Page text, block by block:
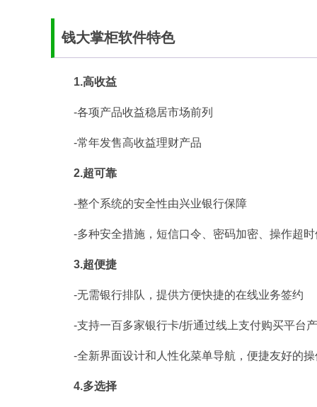
钱大掌柜软件特色
1.高收益
-各项产品收益稳居市场前列
-常年发售高收益理财产品
2.超可靠
-整个系统的安全性由兴业银行保障
-多种安全措施，短信口令、密码加密、操作超
3.超便捷
-无需银行排队，提供方便快捷的在线业务签约
-支持一百多家银行卡/折通过线上支付购买平台
-全新界面设计和人性化菜单导航，便捷友好的操
4.多选择